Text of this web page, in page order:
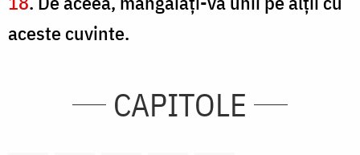
aceste cuvinte.
CAPITOLE